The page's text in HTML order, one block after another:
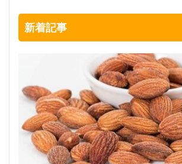
新着記事